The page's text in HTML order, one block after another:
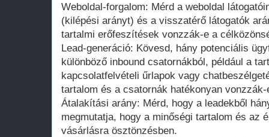
Weboldal-forgalom: Mérd a weboldal
(kilépési arányt) és a visszatérő látogatók
tartalmi erőfeszítések vonzzák-e a
Lead-generáció: Kövesd, hány potenciális
különböző inbound csatornákból, például a
kapcsolatfelvételi űrlapok vagy
tartalom és a csatornák hatékonyan
Átalakítási arány: Mérd, hogy a leadekből
megmutatja, hogy a minőségi tartalom és az
vásárlásra ösztönzésben.